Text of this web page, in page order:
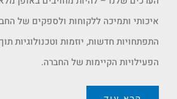
איכותי ותמיכה ללקוחות ולספקים של
התפתחויות חדשות, יוזמות וטכנולוגיות
הפעילויות הקיימות של החברה.